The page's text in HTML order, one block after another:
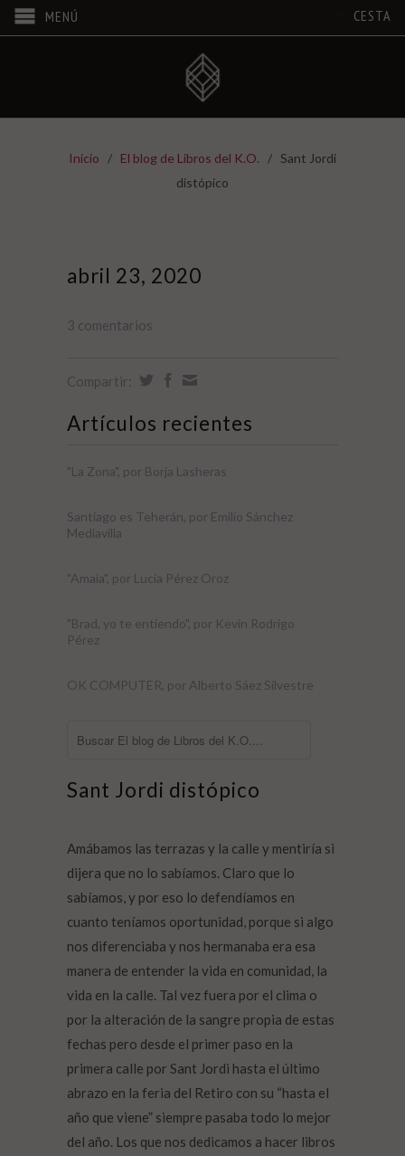
MENÚ CESTA
Inicio / El blog de Libros del K.O. / Sant Jordi
distópico
abril 23, 2020
3 comentarios
Compartir:
Artículos recientes
"La Zona", por Borja Lasheras
Santiago es Teherán, por Emilio Sánchez
Mediavilla
"Amaia", por Lucía Pérez Oroz
"Brad, yo te entiendo", por Kevin Rodrigo
Pérez
OK COMPUTER, por Alberto Sáez Silvestre
Sant Jordi distópico
Amábamos las terrazas y la calle y mentiría si
dijera que no lo sabíamos. Claro que lo
sabíamos, y por eso lo defendíamos en
cuanto teníamos oportunidad, porque si algo
nos diferenciaba y nos hermanaba era esa
manera de entender la vida en comunidad, la
vida en la calle. Tal vez fuera por el clima o
por la alteración de la sangre propia de estas
fechas pero desde el primer paso en la
primera calle por Sant Jordi hasta el último
abrazo en la feria del Retiro con su “hasta el
año que viene” siempre pasaba todo lo mejor
del año. Los que nos dedicamos a hacer libros